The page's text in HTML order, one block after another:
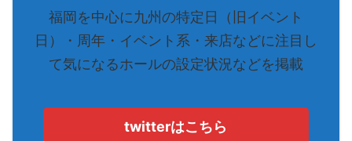
福岡を中心に九州の特定日（旧イベント
日）・周年・イベント系・来店などに注目し
て気になるホールの設定状況などを掲載
twitterはこちら